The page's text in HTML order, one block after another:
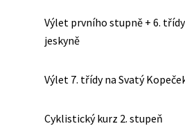
Výlet prvního stupně + 6.
jeskyně
Výlet 7. třídy na Svatý
Cyklistický kurz 2. stupeň